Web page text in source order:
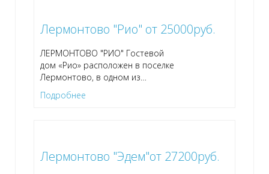
Лермонтово "Рио" от 25000руб.
ЛЕРМОНТОВО "РИО" Гостевой
дом «Рио» расположен в поселке
Лермонтово, в одном из…
Подробнее
Лермонтово "Эдем"от 27200руб.